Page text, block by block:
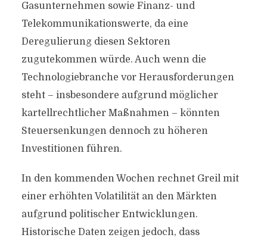
Gasunternehmen sowie Finanz- und
Telekommunikationswerte, da eine
Deregulierung diesen Sektoren
zugutekommen würde. Auch wenn die
Technologiebranche vor Herausforderungen
steht – insbesondere aufgrund möglicher
kartellrechtlicher Maßnahmen – könnten
Steuersenkungen dennoch zu höheren
Investitionen führen.
In den kommenden Wochen rechnet Greil mit
einer erhöhten Volatilität an den Märkten
aufgrund politischer Entwicklungen.
Historische Daten zeigen jedoch, dass